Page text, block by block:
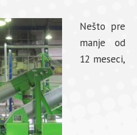
Nešto pre
manje od
12 meseci,